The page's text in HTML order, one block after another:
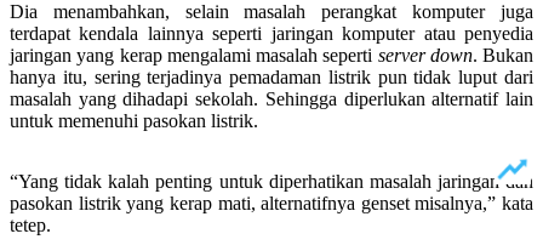
Dia menambahkan, selain masalah perangkat komputer juga
terdapat kendala lainnya seperti jaringan komputer atau penyedia
jaringan yang kerap mengalami masalah seperti server down. Bukan
hanya itu, sering terjadinya pemadaman listrik pun tidak luput dari
masalah yang dihadapi sekolah. Sehingga diperlukan alternatif lain
untuk memenuhi pasokan listrik.
“Yang tidak kalah penting untuk diperhatikan masalah jaringan dan
pasokan listrik yang kerap mati, alternatifnya genset misalnya,” kata
tetep.